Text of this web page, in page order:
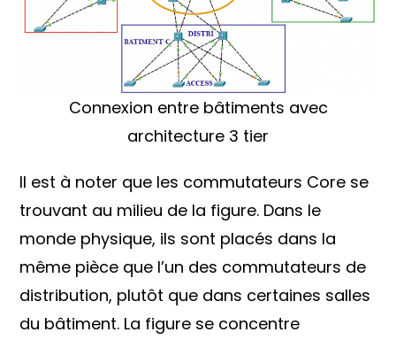
Connexion entre bâtiments avec
architecture 3 tier
Il est à noter que les commutateurs Core se
trouvant au milieu de la figure. Dans le
monde physique, ils sont placés dans la
même pièce que l’un des commutateurs de
distribution, plutôt que dans certaines salles
du bâtiment. La figure se concentre